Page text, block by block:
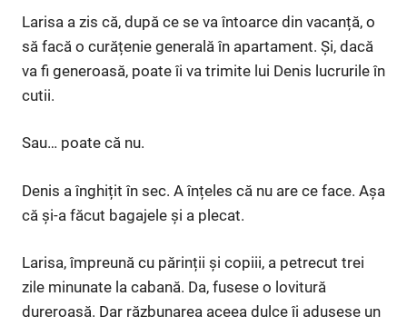
Larisa a zis că, după ce se va întoarce din vacanță, o
să facă o curățenie generală în apartament. Și, dacă
va fi generoasă, poate îi va trimite lui Denis lucrurile în
cutii.
Sau… poate că nu.
Denis a înghițit în sec. A înțeles că nu are ce face. Așa
că și-a făcut bagajele și a plecat.
Larisa, împreună cu părinții și copiii, a petrecut trei
zile minunate la cabană. Da, fusese o lovitură
dureroasă. Dar răzbunarea aceea dulce îi adusese un